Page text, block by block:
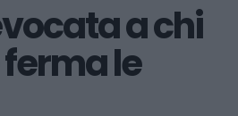
a chi
le